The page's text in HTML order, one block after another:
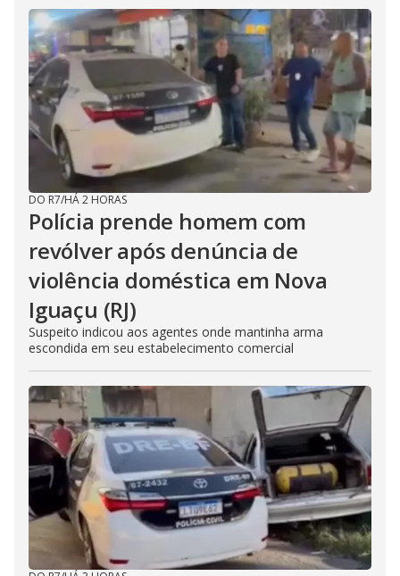
DO R7/HÁ 2 HORAS
Polícia prende homem com
revólver após denúncia de
violência doméstica em Nova
Iguaçu (RJ)
Suspeito indicou aos agentes onde mantinha arma
escondida em seu estabelecimento comercial